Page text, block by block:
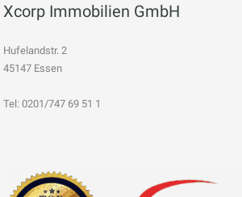
Xcorp Immobilien GmbH
Hufelandstr. 2
45147 Essen
Tel: 0201/747 69 51 1